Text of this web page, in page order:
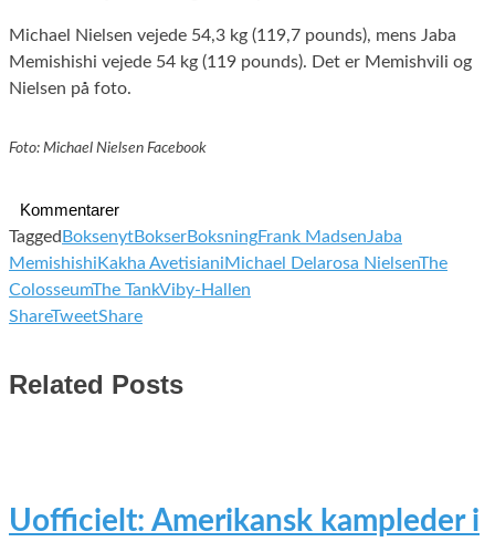
Michael Nielsen vejede 54,3 kg (119,7 pounds), mens Jaba
Memishishi vejede 54 kg (119 pounds). Det er Memishvili og
Nielsen på foto.
Foto: Michael Nielsen Facebook
Kommentarer
Tagged BoksenytBokserBoksningFrank MadsenJaba
Memishishi Kakha AvetisianiMichael Delarosa NielsenThe
ColosseumThe TankViby-Hallen
ShareTweetShare
Related Posts
Uofficielt: Amerikansk kampleder i